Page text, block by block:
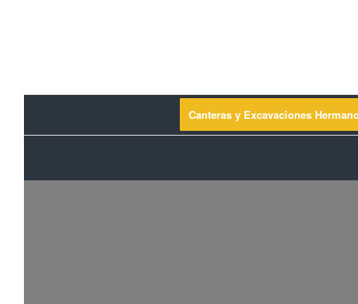
Canteras y Excavaciones